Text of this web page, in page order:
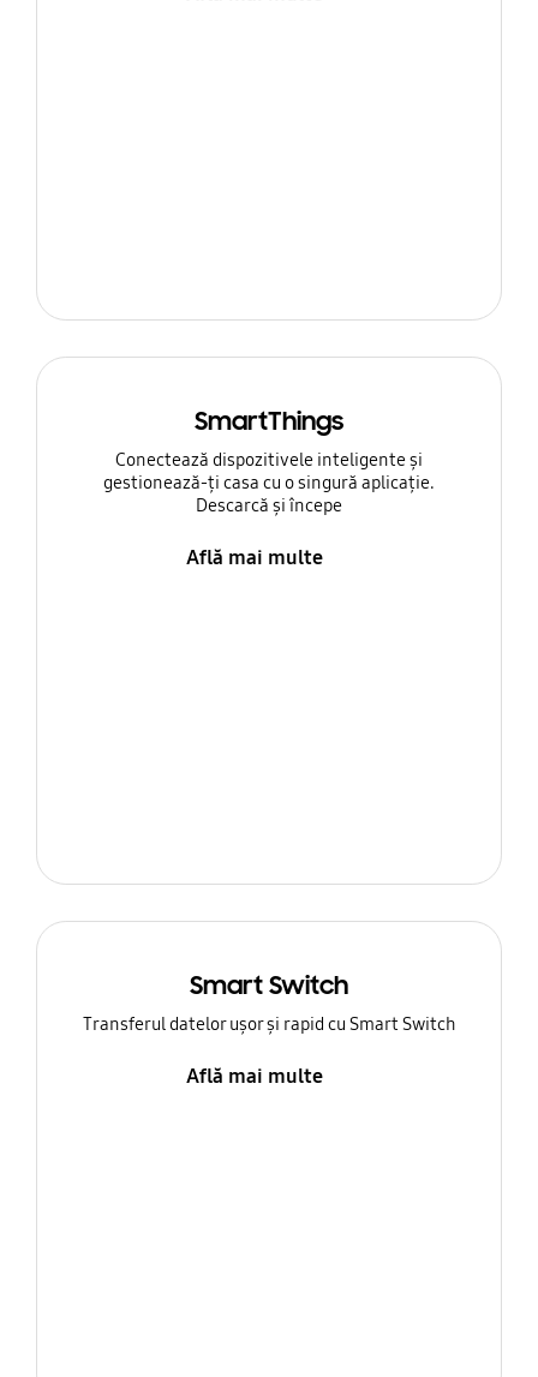
SmartThings
Conectează dispozitivele inteligente și
gestionează-ți casa cu o singură aplicație.
Descarcă și începe
Află mai multe
Smart Switch
Transferul datelor ușor și rapid cu Smart Switch
Află mai multe